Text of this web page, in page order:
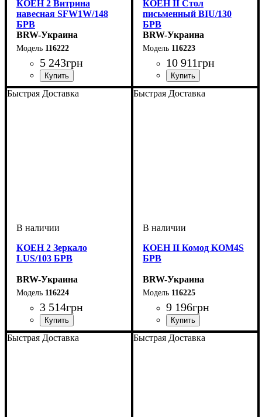
КОЕН 2 Витрина
навесная SFW1W/148
БРВ
BRW-Украина
116222
5 243грн
ширина, мм: 1500
высота, мм: 415
глубина, мм: 265
КОЕН II Стол
письменный BIU/130
БРВ
BRW-Украина
116223
10 911грн
ширина, мм: 1300
высота, мм: 780
глубина, мм: 700
Быстрая Доставка
КОЕН 2 Зеркало
LUS/103 БРВ
BRW-Украина
116224
3 514грн
ширина, мм: 1035
высота, мм: 785
глубина, мм: 25
Быстрая Доставка
КОЕН II Комод KOM4S
БРВ
BRW-Украина
116225
9 196грн
ширина, мм: 1035
высота, мм: 935
глубина, мм: 400
Быстрая Доставка Быстрая Доставка